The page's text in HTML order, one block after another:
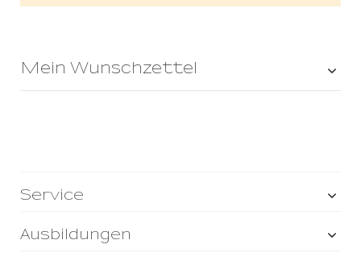
Mein Wunschzettel
Service
Ausbildungen